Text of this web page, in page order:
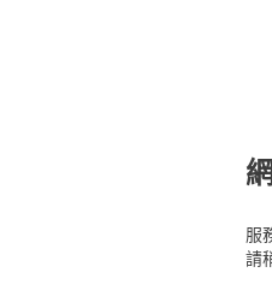
服
請